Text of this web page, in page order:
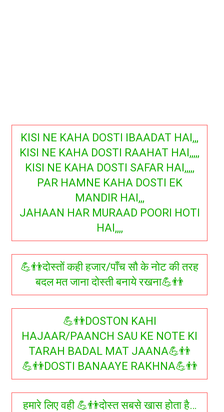
KISI NE KAHA DOSTI IBAADAT HAI,,,
KISI NE KAHA DOSTI RAAHAT HAI,,,,,
KISI NE KAHA DOSTI SAFAR HAI,,,,,
PAR HAMNE KAHA DOSTI EK
MANDIR HAI,,,
JAHAAN HAR MURAAD POORI HOTI
HAI,,,,
💪👬दोस्तों कही हजार/पाँच सौ के नोट की तरह
बदल मत जाना दोस्ती बनाये रखना💪👬
💪👬DOSTON KAHI
HAJAAR/PAANCH SAU KE NOTE KI
TARAH BADAL MAT JAANA💪👬
💪👬DOSTI BANAAYE RAKHNA💪👬
हमारे लिए वही 💪👬दोस्त सबसे खास होता है…